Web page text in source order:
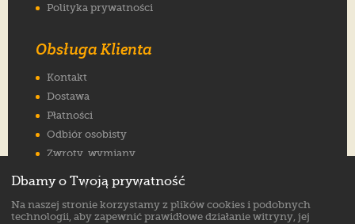
Polityka prywatności
Obsługa Klienta
Kontakt
Dostawa
Płatności
Odbiór osobisty
Zwroty, wymiany
Jak wybrać rozmiar
FAQ
Dbamy o Twoją prywatność
Na naszej stronie korzystamy z plików cookies i podobnych
technologii, aby zapewnić prawidłowe działanie witryny, jej